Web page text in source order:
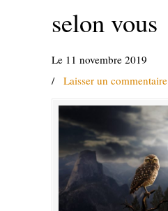
selon vous
Le 11 novembre 2019
/ Laisser un commentaire